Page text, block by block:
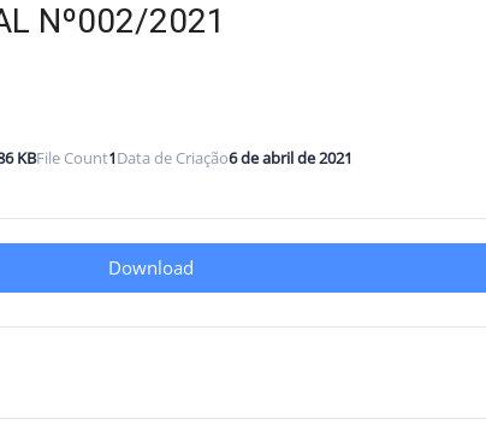
Nº002/2021
KBFile Count1Data de Criação6 de abril de 2021
Download